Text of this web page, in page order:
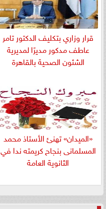
قرار وزاري بتكليف الدكتور تامر
عاطف مدكور مديرًا لمديرية
الشئون الصحية بالقاهرة
«الميدان» تهنئ الأستاذ محمد
المسلمانى بنجاح كريمته ندا في
الثانوية العامة